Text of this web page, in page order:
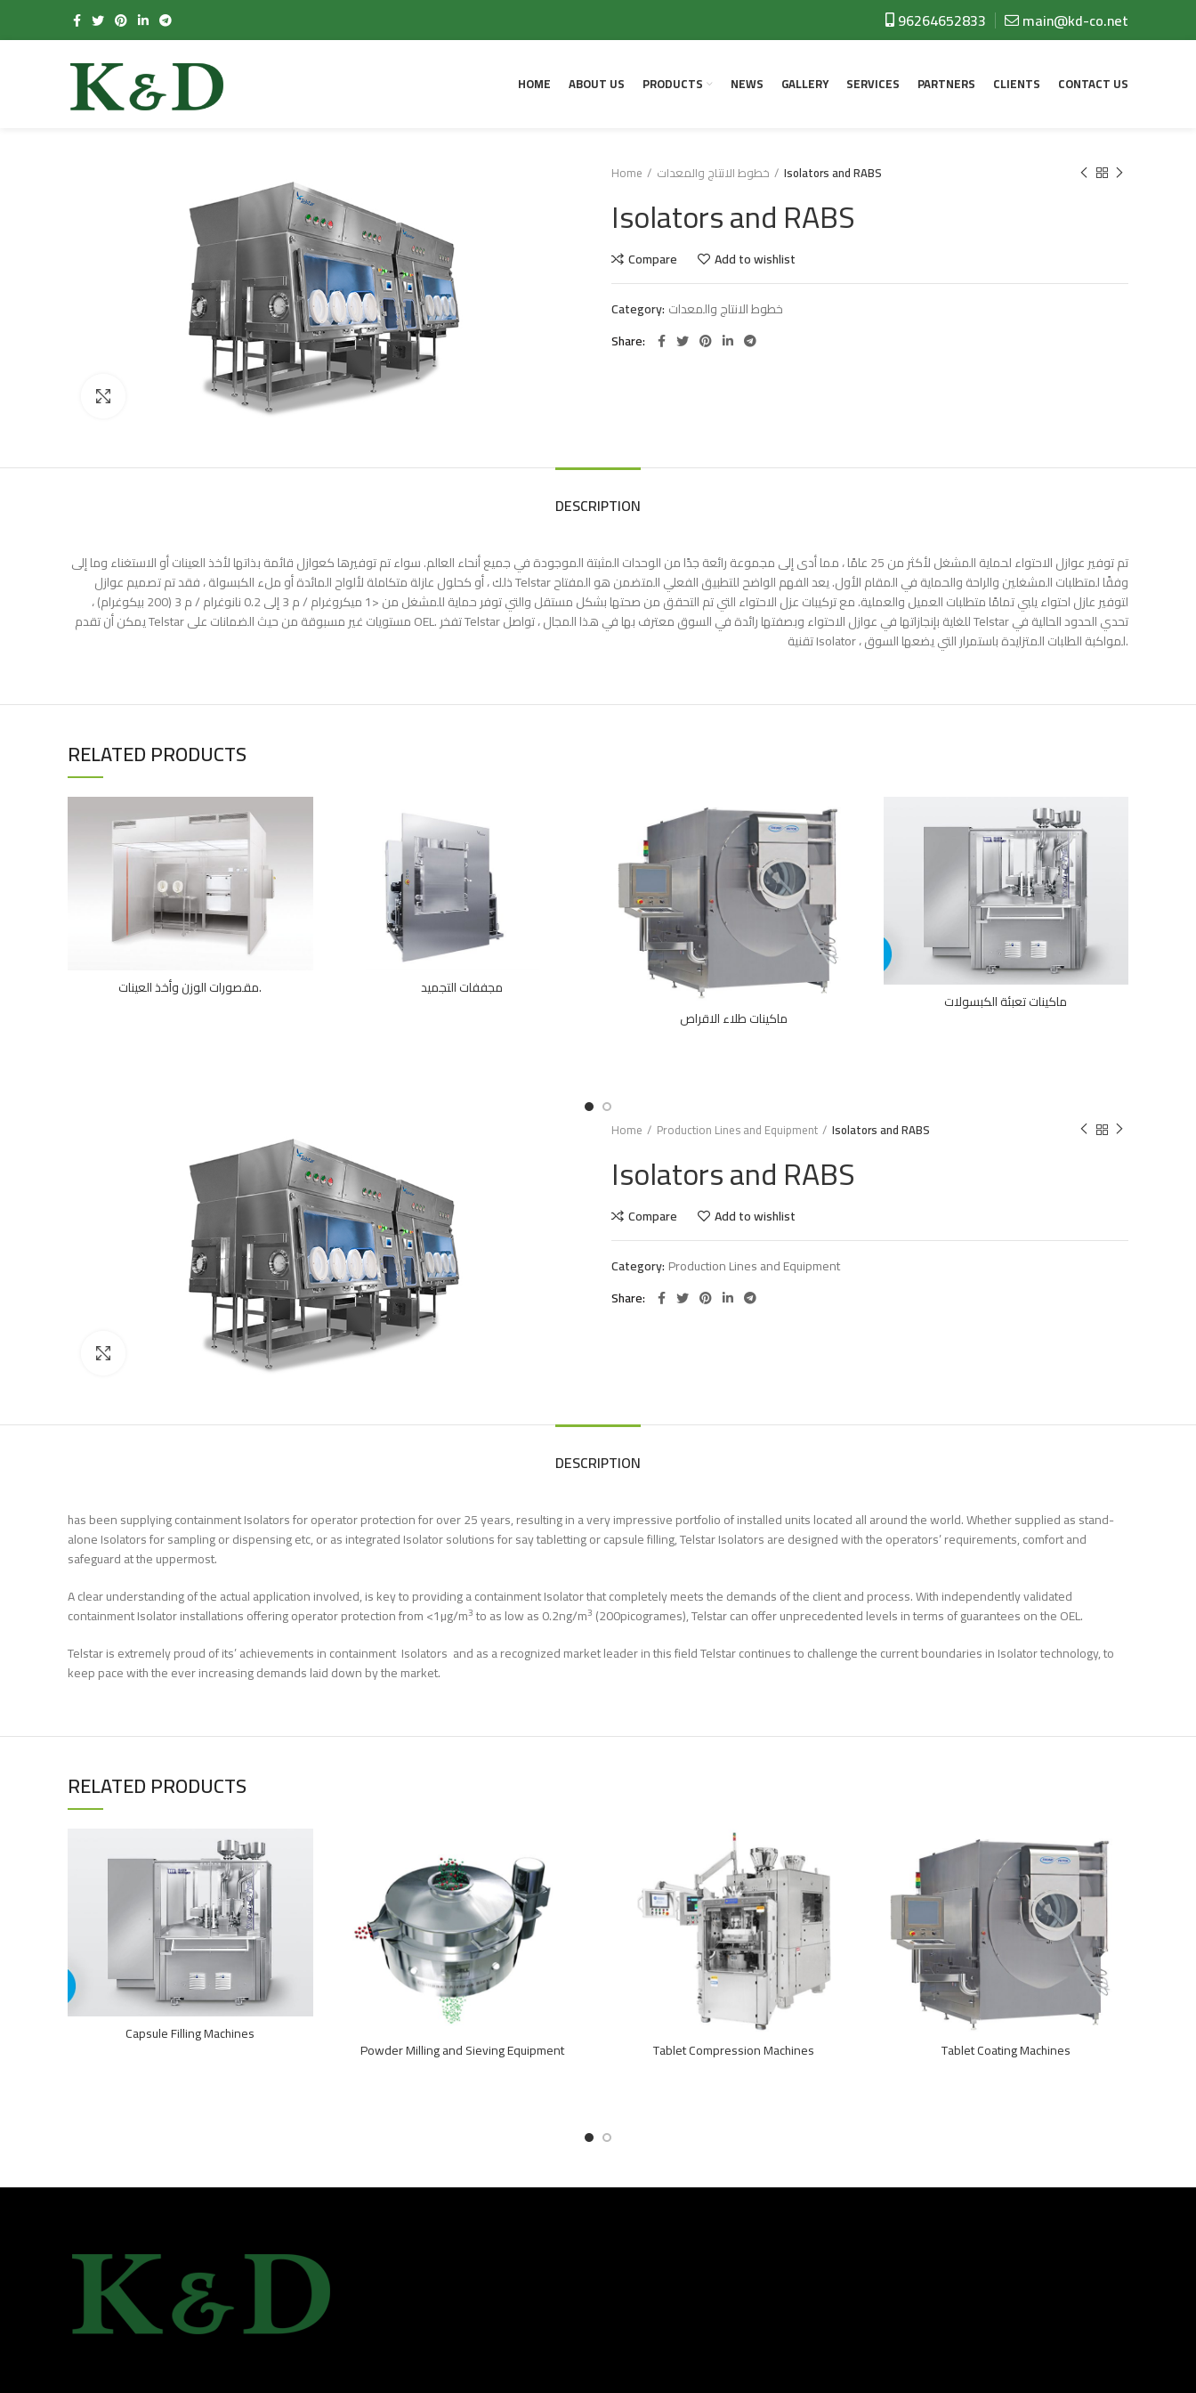
96264652833 main@kd-co.net
HOME ABOUT US PRODUCTS NEWS GALLERY SERVICES PARTNERS CLIENTS CONTACT US
Home خطوط الانتاج والمعدات Isolators and RABS
Isolators and RABS
Compare Add to wishlist
Category: خطوط الانتاج والمعدات
Share
DESCRIPTION
تم توفير عوازل الاحتواء لحماية المشغل لأكثر من 25 عامًا ، مما أدى إلى مجموعة رائعة جدًا من الوحدات المثبتة الموجودة في جميع أنحاء العالم. سواء تم توفيرها كعوازل قائمة بذاتها لأخذ العينات أو الاستغناء وما إلى
ذلك ، أو كحلول عازلة متكاملة لألواح المائدة أو ملء الكبسولة ، فقد تم تصميم عوازل Telstar وفقًا لمتطلبات المشغلين والراحة والحماية في المقام الأول. يعد الفهم الواضح للتطبيق الفعلي المتضمن هو المفتاح
لتوفير عازل احتواء يلبي تمامًا متطلبات العميل والعملية. مع تركيبات عزل الاحتواء التي تم التحقق من صحتها بشكل مستقل والتي توفر حماية للمشغل من <1 ميكروغرام / م 3 إلى 0.2 نانوغرام / م 3 (200 بيكوغرام) ،
يمكن أن تقدم Telstar مستويات غير مسبوقة من حيث الضمانات على OEL. تفخر Telstar للغاية بإنجازاتها في عوازل الاحتواء وبصفتها رائدة في السوق معترف بها في هذا المجال ، تواصل Telstar تحدي الحدود الحالية في
تقنية Isolator ، لمواكبة الطلبات المتزايدة باستمرار التي يضعها السوق.
RELATED PRODUCTS
مقصورات الوزن وأخذ العينات.
مجففات التجميد
ماكينات طلاء الاقراص
ماكينات تعبئة الكبسولات
Home Production Lines and Equipment Isolators and RABS
Isolators and RABS
Compare Add to wishlist
Category: Production Lines and Equipment
Share
DESCRIPTION
has been supplying containment Isolators for operator protection for over 25 years, resulting in a very impressive portfolio of installed units located all around the world. Whether supplied as stand-
alone Isolators for sampling or dispensing etc, or as integrated Isolator solutions for say tabletting or capsule filling, Telstar Isolators are designed with the operators’ requirements, comfort and
safeguard at the uppermost.
A clear understanding of the actual application involved, is key to providing a containment Isolator that completely meets the demands of the client and process. With independently validated
containment Isolator installations offering operator protection from <1µg/m3 to as low as 0.2ng/m3 (200picogrames), Telstar can offer unprecedented levels in terms of guarantees on the OEL.
Telstar is extremely proud of its’ achievements in containment Isolators and as a recognized market leader in this field Telstar continues to challenge the current boundaries in Isolator technology, to
keep pace with the ever increasing demands laid down by the market.
RELATED PRODUCTS
Capsule Filling Machines
Powder Milling and Sieving Equipment Tablet Compression Machines Tablet Coating Machines